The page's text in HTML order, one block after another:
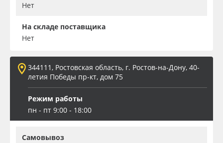
Нет
На складе поставщика
Нет
344111, Ростовская область, г. Ростов-на-Дону, 40-
летия Победы пр-кт, дом 75
Режим работы
пн - пт 9:00 - 18:00
Самовывоз